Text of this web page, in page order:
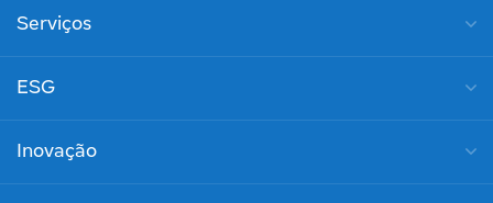
Serviços
ESG
Inovação